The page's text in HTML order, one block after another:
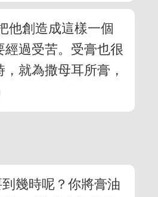
他創造成這樣一個
過受苦。受膏也很
就為撒母耳所膏，
幾時呢？你將膏油